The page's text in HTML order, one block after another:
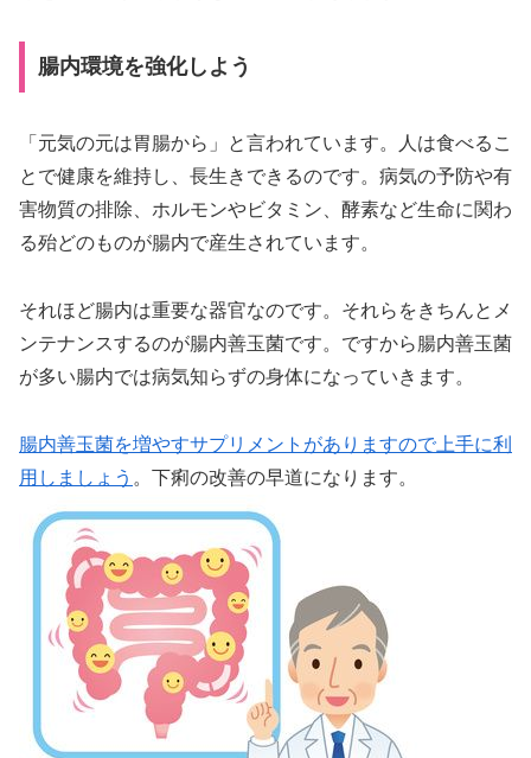
腸内環境を強化しよう
「元気の元は胃腸から」と言われています。人は食べるこ
とで健康を維持し、長生きできるのです。病気の予防や有
害物質の排除、ホルモンやビタミン、酵素など生命に関わ
る殆どのものが腸内で産生されています。
それほど腸内は重要な器官なのです。それらをきちんとメ
ンテナンスするのが腸内善玉菌です。ですから腸内善玉菌
が多い腸内では病気知らずの身体になっていきます。
腸内善玉菌を増やすサプリメントがありますので上手に利
用しましょう 。下痢の改善の早道になります。